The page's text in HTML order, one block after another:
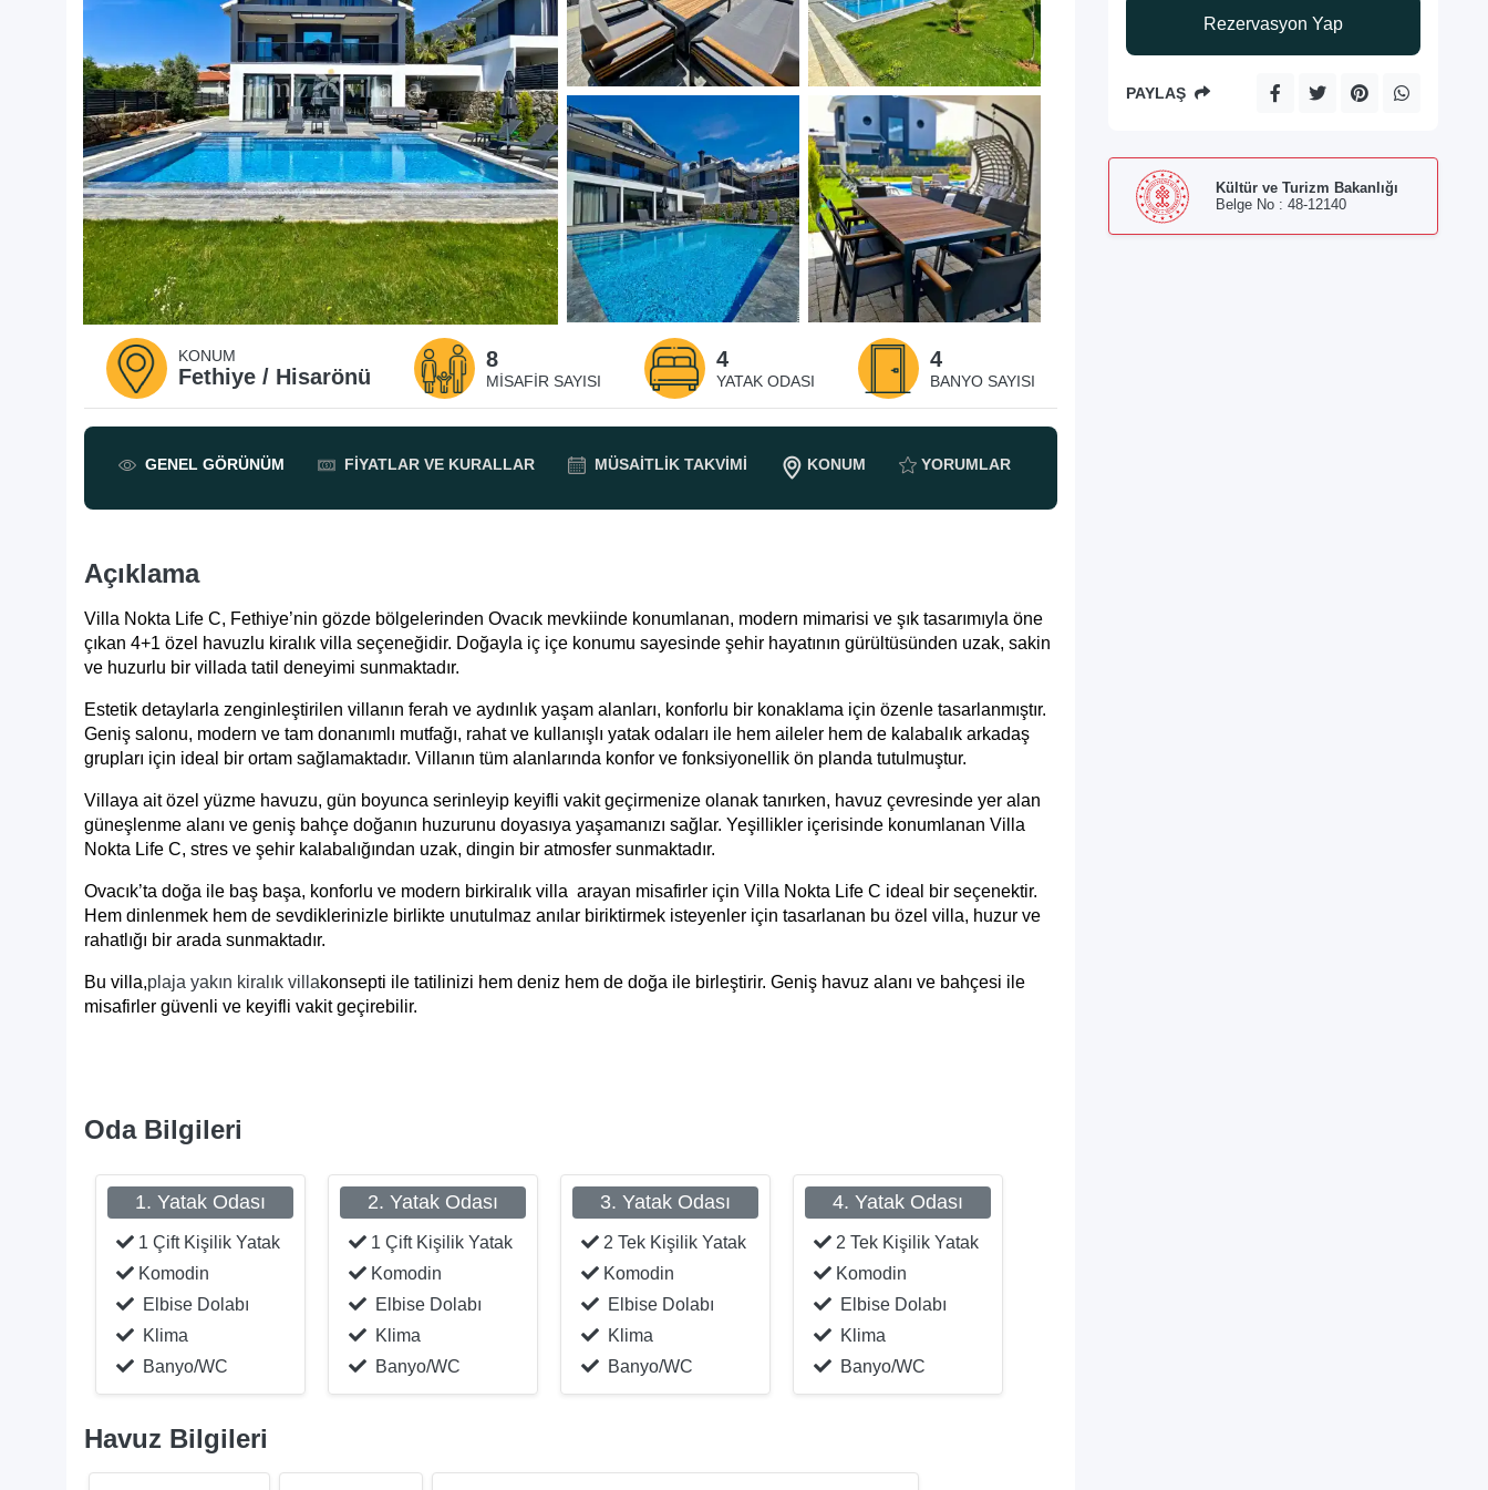
KONUM
Fethiye / Hisarönü
8
MISAFIR SAYISI
4
YATAK ODASI
4
BANYO SAYISI
GENEL GÖRÜNÜM FIYATLAR VE KURALLAR MÜSAITLIK TAKVIMI KONUM YORUMLAR
Açıklama
Villa Nokta Life C, Fethiye’nin gözde bölgelerinden Ovacık mevkiinde konumlanan, modern mimarisi ve şık tasarımıyla öne
çıkan 4+1 özel havuzlu kiralık villa seçeneğidir. Doğayla iç içe konumu sayesinde şehir hayatının gürültüsünden uzak, sakin
ve huzurlu bir villada tatil deneyimi sunmaktadır.
Estetik detaylarla zenginleştirilen villanın ferah ve aydınlık yaşam alanları, konforlu bir konaklama için özenle tasarlanmıştır.
Geniş salonu, modern ve tam donanımlı mutfağı, rahat ve kullanışlı yatak odaları ile hem aileler hem de kalabalık arkadaş
grupları için ideal bir ortam sağlamaktadır. Villanın tüm alanlarında konfor ve fonksiyonellik ön planda tutulmuştur.
Villaya ait özel yüzme havuzu, gün boyunca serinleyip keyifli vakit geçirmenize olanak tanırken, havuz çevresinde yer alan
güneşlenme alanı ve geniş bahçe doğanın huzurunu doyasıya yaşamanızı sağlar. Yeşillikler içerisinde konumlanan Villa
Nokta Life C, stres ve şehir kalabalığından uzak, dingin bir atmosfer sunmaktadır.
Ovacık’ta doğa ile baş başa, konforlu ve modern birkiralık villa arayan misafirler için Villa Nokta Life C ideal bir seçenektir.
Hem dinlenmek hem de sevdiklerinizle birlikte unutulmaz anılar biriktirmek isteyenler için tasarlanan bu özel villa, huzur ve
rahatlığı bir arada sunmaktadır.
Bu villa,plaja yakın kiralık villakonsepti ile tatilinizi hem deniz hem de doğa ile birleştirir. Geniş havuz alanı ve bahçesi ile
misafirler güvenli ve keyifli vakit geçirebilir.
Oda Bilgileri
1. Yatak Odası
1 Çift Kişilik Yatak
Komodin
Elbise Dolabı
Klima
Banyo/WC
2. Yatak Odası
1 Çift Kişilik Yatak
Komodin
Elbise Dolabı
Klima
Banyo/WC
3. Yatak Odası
2 Tek Kişilik Yatak
Komodin
Elbise Dolabı
Klima
Banyo/WC
4. Yatak Odası
2 Tek Kişilik Yatak
Komodin
Elbise Dolabı
Klima
Banyo/WC
Havuz Bilgileri
Rezervasyon Yap
PAYLAŞ
Kültür ve Turizm Bakanlığı
Belge No : 48-12140